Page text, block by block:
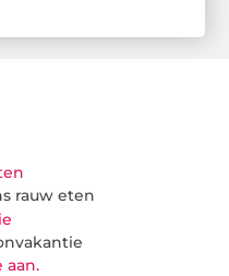
rauw eten
aan.